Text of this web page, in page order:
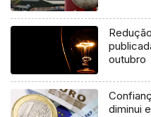
outubro
diminui